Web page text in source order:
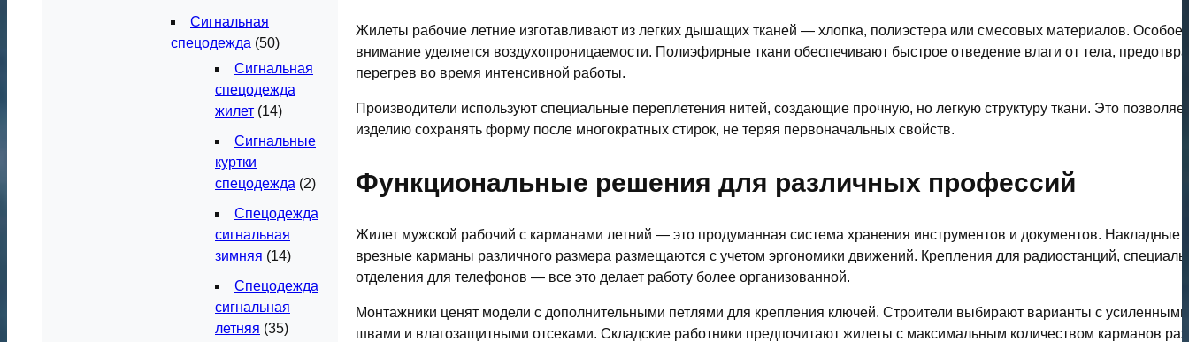
Жилеты рабочие летние изготавливают из легких дышащих тканей — хлопка, полиэстера или смесовых материалов. Особое
внимание уделяется воздухопроницаемости. Полиэфирные ткани обеспечивают быстрое отведение влаги от тела,
перегрев во время интенсивной работы.
Производители используют специальные переплетения нитей, создающие прочную, но легкую структуру ткани. Это позволяет
изделию сохранять форму после многократных стирок, не теряя первоначальных свойств.
Функциональные решения для различных профессий
Жилет мужской рабочий с карманами летний — это продуманная система хранения инструментов и документов. Накладные
врезные карманы различного размера размещаются с учетом эргономики движений. Крепления для радиостанций,
отделения для телефонов — все это делает работу более организованной.
Монтажники ценят модели с дополнительными петлями для крепления ключей. Строители выбирают варианты с усиленными
швами и влагозащитными отсеками. Складские работники предпочитают жилеты с максимальным количеством карманов
Сигнальная
спецодежда (50)
Сигнальная
спецодежда
жилет (14)
Сигнальные
куртки
спецодежда (2)
Спецодежда
сигнальная
зимняя (14)
Спецодежда
сигнальная
летняя (35)